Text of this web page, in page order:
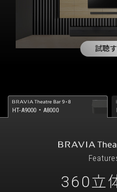
試聴
HT-A9000・A8000
360立